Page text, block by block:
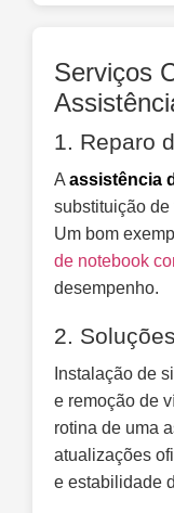
Serviços
1. Reparo
A assistência
substituição
Um bom
de notebook
desempenho.
2.
Instalação de
e remoção de
rotina de uma
atualizações
e estabilidade